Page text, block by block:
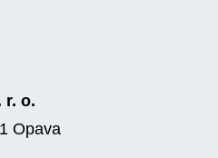
r. o.
Opava